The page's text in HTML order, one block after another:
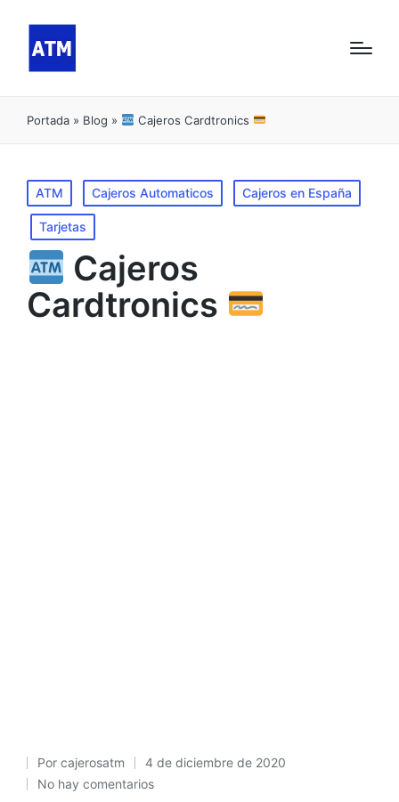
Portada » Blog » Cajeros Cardtronics
Publicado
en
ATM Cajeros Automaticos Cajeros en España
Tarjetas
Cajeros
Cardtronics
Publicado
por
Por cajerosatm
4 de diciembre de 2020
No hay comentarios